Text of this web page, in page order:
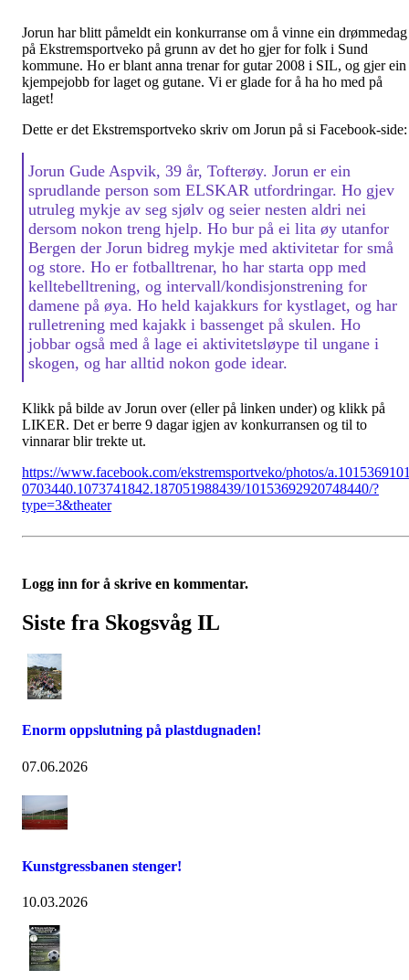
Jorun har blitt påmeldt ein konkurranse om å vinne ein drømmedag
på Ekstremsportveko på grunn av det ho gjer for folk i Sund
kommune. Ho er blant anna trenar for gutar 2008 i SIL, og gjer ein
kjempejobb for laget og gutane. Vi er glade for å ha ho med på
laget!
Dette er det Ekstremsportveko skriv om Jorun på si Facebook-side:
Jorun Gude Aspvik, 39 år, Tofterøy. Jorun er ein
sprudlande person som ELSKAR utfordringar. Ho gjev
utruleg mykje av seg sjølv og seier nesten aldri nei
dersom nokon treng hjelp. Ho bur på ei lita øy utanfor
Bergen der Jorun bidreg mykje med aktivitetar for små
og store. Ho er fotballtrenar, ho har starta opp med
kelltebelltrening, og intervall/kondisjonstrening for
damene på øya. Ho held kajakkurs for kystlaget, og har
rulletrening med kajakk i bassenget på skulen. Ho
jobbar også med å lage ei aktivitetsløype til ungane i
skogen, og har alltid nokon gode idear.
Klikk på bilde av Jorun over (eller på linken under) og klikk på
LIKER. Det er berre 9 dagar igjen av konkurransen og til to
vinnarar blir trekte ut.
https://www.facebook.com/ekstremsportveko/photos/
0703440.1073741842.187051988439/10153692920748440/?
type=3&theater
Logg inn for å skrive en kommentar.
Siste fra Skogsvåg IL
Enorm oppslutning på plastdugnaden!
07.06.2026
Kunstgressbanen stenger!
10.03.2026